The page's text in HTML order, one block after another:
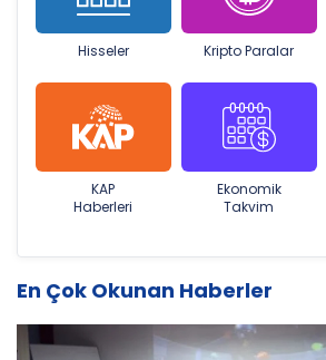
Hisseler Kripto Paralar
KAP
Haberleri
Ekonomik
Takvim
En Çok Okunan Haberler